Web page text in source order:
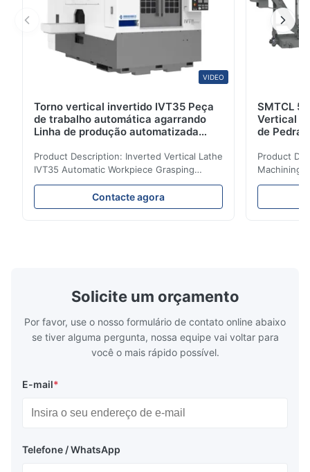
VIDEO
Torno vertical invertido IVT35 Peça
de trabalho automática agarrando
Linha de produção automatizada
Product Description: Inverted Vertical Lathe
IVT35 Automatic Workpiece Grasping
Automated Production Line CNC Lathe
IVT35 automated production line stands
out with standardized modular design and
layout, it integrates turning, drilling and
boring for multi-process machining. Ideal
Contacte agora
SMTCL 5
Vertical
de Pedra
Product
Machining
Mineral
for the
Solicite um orçamento
Por favor, use o nosso formulário de contato online abaixo
se tiver alguma pergunta, nossa equipe vai voltar para
você o mais rápido possível.
E-mail*
Telefone / WhatsApp